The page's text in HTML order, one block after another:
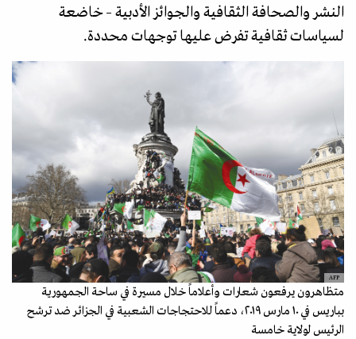
النشر والصحافة الثقافية والجوائز الأدبية – خاضعة
لسياسات ثقافية تفرض عليها توجهات محددة.
AFP
متظاهرون يرفعون شعارات وأعلاماً خلال مسيرة في ساحة الجمهورية
بباريس في ١٠ مارس ٢٠١٩، دعماً للاحتجاجات الشعبية في الجزائر ضد ترشح
الرئيس لولاية خامسة